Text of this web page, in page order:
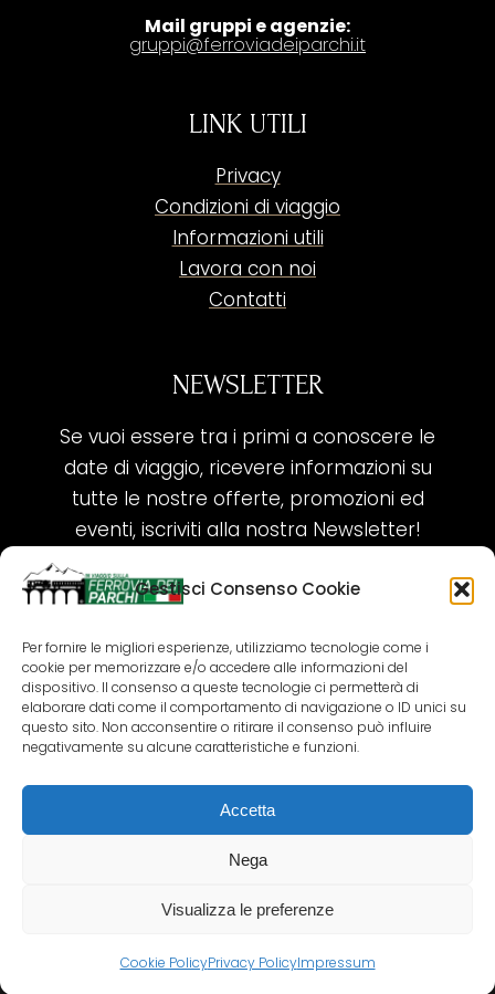
Gestisci Consenso Cookie
Per fornire le migliori esperienze, utilizziamo tecnologie come i
cookie per memorizzare e/o accedere alle informazioni del
dispositivo. Il consenso a queste tecnologie ci permetterà di
elaborare dati come il comportamento di navigazione o ID unici su
questo sito. Non acconsentire o ritirare il consenso può influire
negativamente su alcune caratteristiche e funzioni.
Accetta
Nega
Visualizza le preferenze
Cookie PolicyPrivacy PolicyImpressum
Mail gruppi e agenzie:
gruppi@ferroviadeiparchi.it
LINK UTILI
Privacy
Condizioni di viaggio
Informazioni utili
Lavora con noi
Contatti
NEWSLETTER
Se vuoi essere tra i primi a conoscere le
date di viaggio, ricevere informazioni su
tutte le nostre offerte, promozioni ed
eventi, iscriviti alla nostra Newsletter!
ISCRIVITI ORA!
SEGUICI SUI NOSTRI SOCIAL
COPYRIGHT 2018-2025 PALLENIUM TOURISM
SRL
AGENZIA VIAGGI E TOUR OPERATOR – P.IVA: